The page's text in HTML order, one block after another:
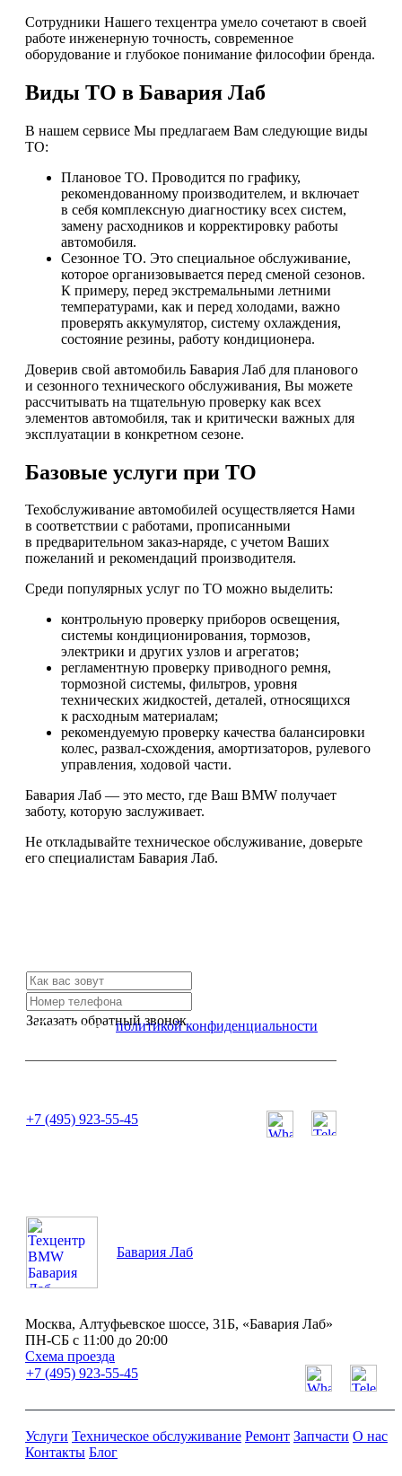
Сотрудники Нашего техцентра умело сочетают в своей
работе инженерную точность, современное
оборудование и глубокое понимание философии бренда.
Виды ТО в Бавария Лаб
В нашем сервисе Мы предлагаем Вам следующие виды
ТО:
Плановое ТО. Проводится по графику,
рекомендованному производителем, и включает
в себя комплексную диагностику всех систем,
замену расходников и корректировку работы
автомобиля.
Сезонное ТО. Это специальное обслуживание,
которое организовывается перед сменой сезонов.
К примеру, перед экстремальными летними
температурами, как и перед холодами, важно
проверять аккумулятор, систему охлаждения,
состояние резины, работу кондиционера.
Доверив свой автомобиль Бавария Лаб для планового
и сезонного технического обслуживания, Вы можете
рассчитывать на тщательную проверку как всех
элементов автомобиля, так и критически важных для
эксплуатации в конкретном сезоне.
Базовые услуги при ТО
Техобслуживание автомобилей осуществляется Нами
в соответствии с работами, прописанными
в предварительном заказ-наряде, с учетом Ваших
пожеланий и рекомендаций производителя.
Среди популярных услуг по ТО можно выделить:
контрольную проверку приборов освещения,
системы кондиционирования, тормозов,
электрики и других узлов и агрегатов;
регламентную проверку приводного ремня,
тормозной системы, фильтров, уровня
технических жидкостей, деталей, относящихся
к расходным материалам;
рекомендуемую проверку качества балансировки
колес, развал-схождения, амортизаторов, рулевого
управления, ходовой части.
Бавария Лаб — это место, где Ваш BMW получает
заботу, которую заслуживает.
Не откладывайте техническое обслуживание, доверьте
его специалистам Бавария Лаб.
Заказать обратный звонок
Я согласен сполитикой конфиденциальности
+7 (495) 923-55-45
Бавария Лаб
Москва, Алтуфьевское шоссе, 31Б, «Бавария Лаб»
ПН-СБ с 11:00 до 20:00
Схема проезда
+7 (495) 923-55-45
Услуги Техническое обслуживание Ремонт Запчасти О нас
Контакты Блог